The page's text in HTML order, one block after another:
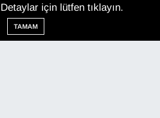
Haritası
için lütfen tıklayın.
TAMAM